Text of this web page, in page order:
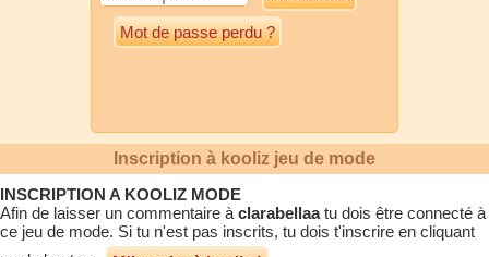
Mot de passe perdu ?
Inscription à kooliz jeu de mode
INSCRIPTION A KOOLIZ MODE
Afin de laisser un commentaire à clarabellaatu dois être connecté à
ce jeu de mode. Si tu n'est pas inscrits, tu dois t'inscrire en cliquant